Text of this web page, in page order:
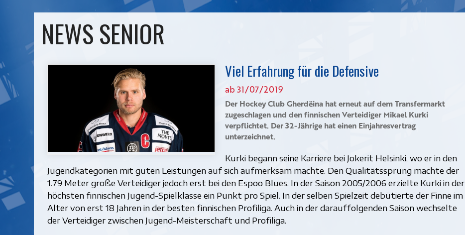
NEWS SENIOR
Viel Erfahrung für die Defensive
ab 31/07/2019
Der Hockey Club Gherdëina hat erneut auf dem Transfermarkt
zugeschlagen und den finnischen Verteidiger Mikael Kurki
verpflichtet. Der 32-Jährige hat einen Einjahresvertrag
unterzeichnet.
Kurki begann seine Karriere bei Jokerit Helsinki, wo er in den
Jugendkategorien mit guten Leistungen auf sich aufmerksam machte. Den Qualitätssprung machte der
1.79 Meter große Verteidiger jedoch erst bei den Espoo Blues. In der Saison 2005/2006 erzielte Kurki in der
höchsten finnischen Jugend-Spielklasse ein Punkt pro Spiel. In der selben Spielzeit debütierte der Finne im
Alter von erst 18 Jahren in der besten finnischen Profiliga. Auch in der darauffolgenden Saison wechselte
der Verteidiger zwischen Jugend-Meisterschaft und Profiliga.